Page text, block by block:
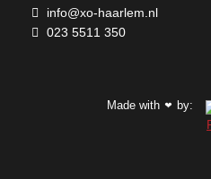
info@xo-haarlem.nl
023 5511 350
Made with ❤ by: